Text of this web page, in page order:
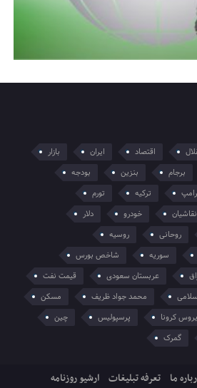
اقتصاد ایران
بازار
برجام بنزین
بودجه
ترکیه
تورم
خودرو
دلار
روحانی
روسیه
سوریه
شاخص بورس
عربستان سعودی
قیمت نفت
محمد جواد ظریف
مسکن
کرونا پرسپولیس
چین
گمرک
ما تعرفه تبلیغات ارشیو روزنامه